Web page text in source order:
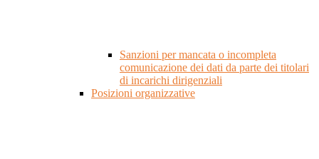
Sanzioni per mancata o incompleta
comunicazione dei dati da parte dei titolari
di incarichi dirigenziali
Posizioni organizzative